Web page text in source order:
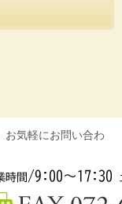
お気軽にお問い合わ